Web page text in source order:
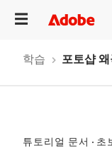
학습
튜토리얼 문서 초